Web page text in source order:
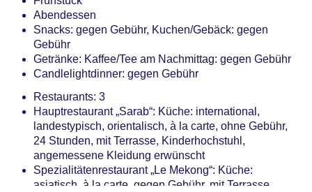
Abendessen
Snacks: gegen Gebühr, Kuchen/Gebäck: gegen
Gebühr
Getränke: Kaffee/Tee am Nachmittag: gegen Gebühr
Candlelightdinner: gegen Gebühr
Restaurants: 3
Hauptrestaurant „Sarab“: Küche: international,
landestypisch, orientalisch, à la carte, ohne Gebühr,
24 Stunden, mit Terrasse, Kinderhochstuhl,
angemessene Kleidung erwünscht
Spezialitätenrestaurant „Le Mekong“: Küche:
asiatisch, à la carte, gegen Gebühr, mit Terrasse,